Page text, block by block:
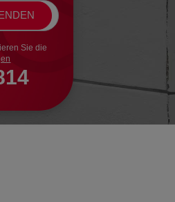
Sie die